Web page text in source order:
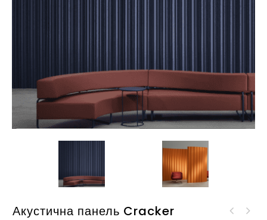
Акустична панель Cracker